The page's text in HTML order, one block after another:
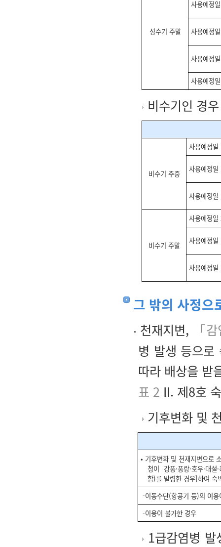
성수기 주말
사용예정
사용예정
사용예정
사용예정
비수기인 경우
비수기 주중
사용예정
사용예정
사용예정일
비수기 주말
사용예정
사용예정
사용예정일
그 밖의 사정으
천재지변,
「
병 발생 등으로
따라 배상을 받
표 2 II. 제8호
기후변화 및
• 기후변화 및 천재지변으로
청이 강풍·풍랑·호우·대
함)를 발령한 경우]하여 숙
-이동수단(항공기 등)의 이
-이용이 불가한 경우
1급감염병